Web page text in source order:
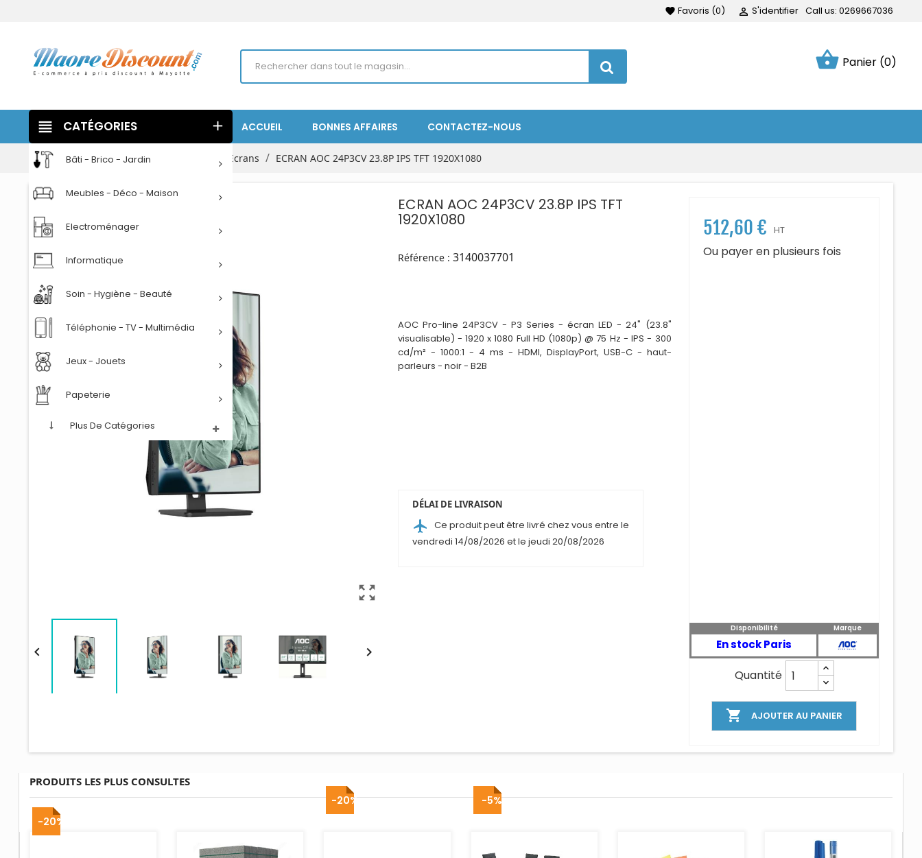
favorite Favoris (0)  S'identifier Call us: 0269667036
shopping_basket Panier (0)
ACCUEIL BONNES AFFAIRES CONTACTEZ-NOUS
view_headline CATÉGORIES add
Bâti - Brico - Jardin
Meubles - Déco - Maison
Electroménager
Informatique
Soin - Hygiène - Beauté
Téléphonie - TV - Multimédia
Jeux - Jouets
Papeterie
Plus De Catégories
Accueil Informatique Ecrans ECRAN AOC 24P3CV 23.8P IPS TFT 1920X1080
zoom_out_map
 
ECRAN AOC 24P3CV 23.8P IPS TFT
1920X1080
Référence : 3140037701
AOC Pro-line 24P3CV - P3 Series - écran LED - 24" (23.8"
visualisable) - 1920 x 1080 Full HD (1080p) @ 75 Hz - IPS - 300
cd/m² - 1000:1 - 4 ms - HDMI, DisplayPort, USB-C - haut-
parleurs - noir - B2B
DÉLAI DE LIVRAISON
airplanemode_active Ce produit peut être livré chez vous entre le
vendredi 14/08/2026 et le jeudi 20/08/2026
512,60 € HT
Ou payer en plusieurs fois
Disponibilité
En stock Paris
Marque
Quantité
 AJOUTER AU PANIER
PRODUITS LES PLUS CONSULTES
-20%
-20% -5%